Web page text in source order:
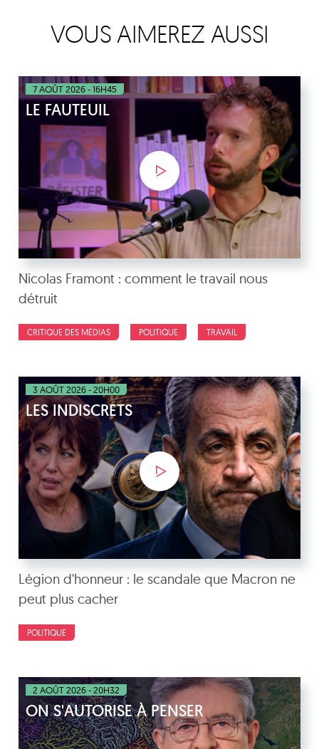
VOUS AIMEREZ AUSSI
7 AOÛT 2026 - 16H45
LE FAUTEUIL
Nicolas Framont : comment le travail nous
détruit
CRITIQUE DES MÉDIAS POLITIQUE TRAVAIL
3 AOÛT 2026 - 20H00
LES INDISCRETS
Légion d'honneur : le scandale que Macron ne
peut plus cacher
POLITIQUE
2 AOÛT 2026 - 20H32
ON S'AUTORISE À PENSER